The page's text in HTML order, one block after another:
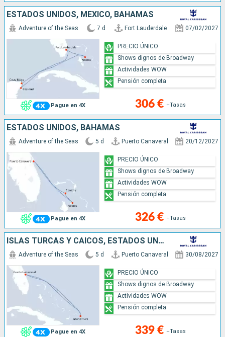
ESTADOS UNIDOS, MÉXICO, BAHAMAS
Pague en 4X
Adventure of the Seas 7 d Fort Lauderdale 07/02/2027
306 € +Tasas
PRECIO ÚNICO
Shows dignos de Broadway
Actividades WOW
Pensión completa
ESTADOS UNIDOS, BAHAMAS
Pague en 4X
Adventure of the Seas 5 d Puerto Canaveral 20/12/2027
326 € +Tasas
PRECIO ÚNICO
Shows dignos de Broadway
Actividades WOW
Pensión completa
ISLAS TURCAS Y CAICOS, ESTADOS UNIDOS
Pague en 4X
Adventure of the Seas 5 d Puerto Canaveral 30/08/2027
339 € +Tasas
PRECIO ÚNICO
Shows dignos de Broadway
Actividades WOW
Pensión completa